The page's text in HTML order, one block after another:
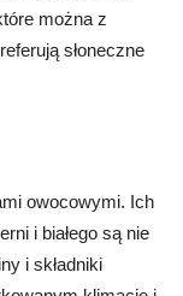
można z
słoneczne
owocowymi. Ich
i białego są nie
i składniki